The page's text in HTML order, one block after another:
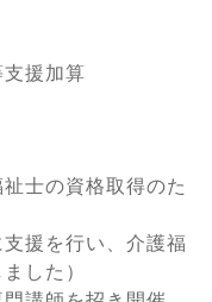
支援加算
士の資格取得のた
援を行い、介護福
した）